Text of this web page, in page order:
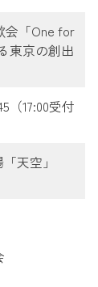
会「One for
東京の創出
（17:00受付
天空」